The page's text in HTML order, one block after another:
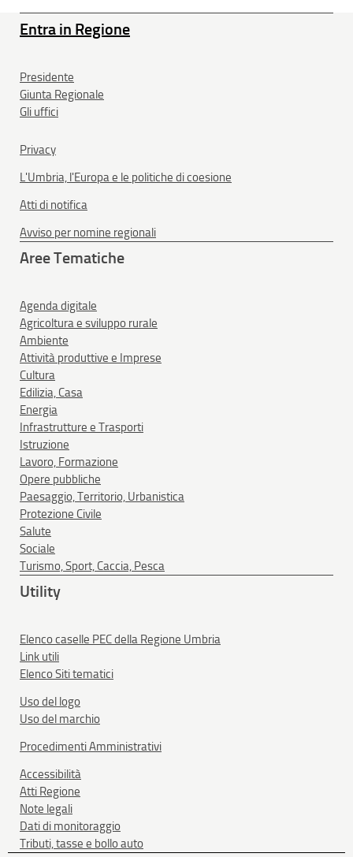
Entra in Regione
Presidente
Giunta Regionale
Gli uffici
Privacy
L'Umbria, l'Europa e le politiche di coesione
Atti di notifica
Avviso per nomine regionali
Aree Tematiche
Agenda digitale
Agricoltura e sviluppo rurale
Ambiente
Attività produttive e Imprese
Cultura
Edilizia, Casa
Energia
Infrastrutture e Trasporti
Istruzione
Lavoro, Formazione
Opere pubbliche
Paesaggio, Territorio, Urbanistica
Protezione Civile
Salute
Sociale
Turismo, Sport, Caccia, Pesca
Utility
Elenco caselle PEC della Regione Umbria
Link utili
Elenco Siti tematici
Uso del logo
Uso del marchio
Procedimenti Amministrativi
Accessibilità
Atti Regione
Note legali
Dati di monitoraggio
Tributi, tasse e bollo auto